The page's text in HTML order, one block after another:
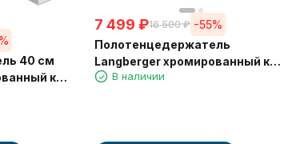
40 см
к
7 499 ₽16 500 ₽ -55%
Полотенцедержатель
Langberger хромированный к
стене двойной 60 см 36002A
В наличии